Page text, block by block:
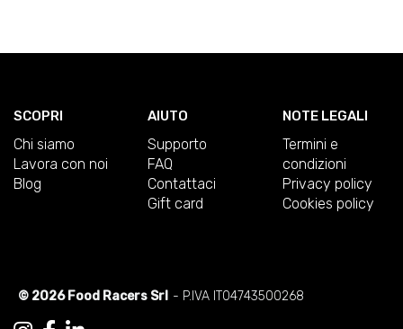
SCOPRI
Chi siamo
Lavora con noi
Blog
AIUTO
Supporto
FAQ
Contattaci
Gift card
NOTE LEGALI
Termini e
condizioni
Privacy policy
Cookies policy
© 2026 Food Racers Srl - P.IVA IT04743500268